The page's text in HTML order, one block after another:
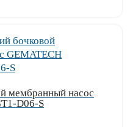
мембранный насос
D06-S